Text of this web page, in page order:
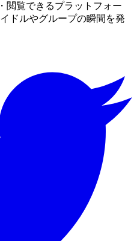
閲覧できるプラットフォー
ドルやグループの瞬間を発